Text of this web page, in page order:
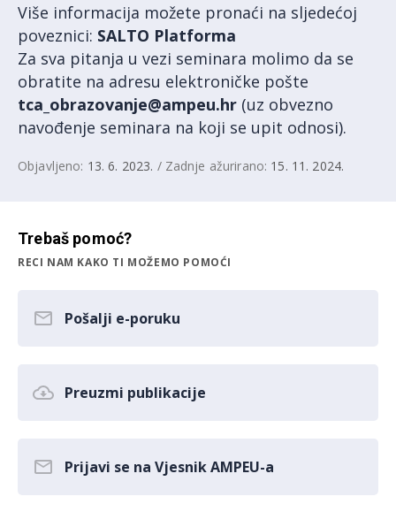
Više informacija možete pronaći na sljedećoj
poveznici: SALTO Platforma
Za sva pitanja u vezi seminara molimo da se
obratite na adresu elektroničke pošte
tca_obrazovanje@ampeu.hr (uz obvezno
navođenje seminara na koji se upit odnosi).
Objavljeno: 13. 6. 2023. / Zadnje ažurirano: 15. 11. 2024.
Trebaš pomoć?
RECI NAM KAKO TI MOŽEMO POMOĆI
Pošalji e-poruku
Preuzmi publikacije
Prijavi se na Vjesnik AMPEU-a